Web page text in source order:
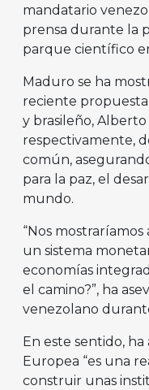
mandatario
prensa durante la
parque científico
Maduro se ha
reciente
y brasileño,
respectivamente,
común,
para la paz, el
mundo.
“Nos
un sistema
economías
el camino?”, ha
venezolano
En este sentido,
Europea “es una
construir unas